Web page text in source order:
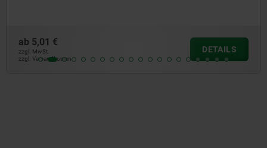
ab 4,66 €
zzgl. MwSt.
zzgl. Versandkosten
DETAILS